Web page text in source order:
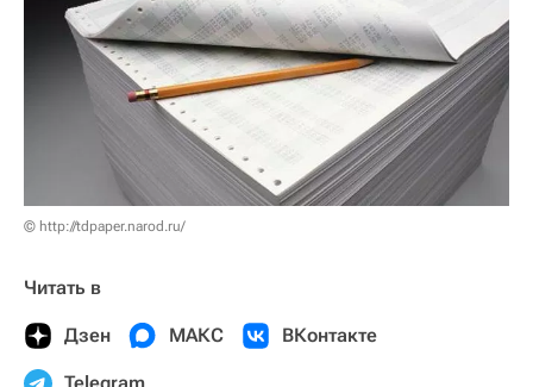
© http://tdpaper.narod.ru/
Читать в
Дзен МАКС ВКонтакте